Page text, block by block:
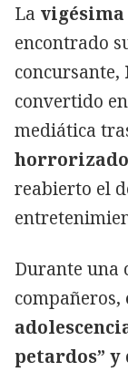
La
encontrado
concursante,
convertido
mediática
horrorizado
reabierto el
Durante una
compañeros,
petardos”